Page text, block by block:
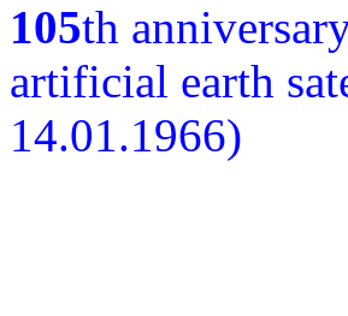
105th
artificial earth
14.01.1966)